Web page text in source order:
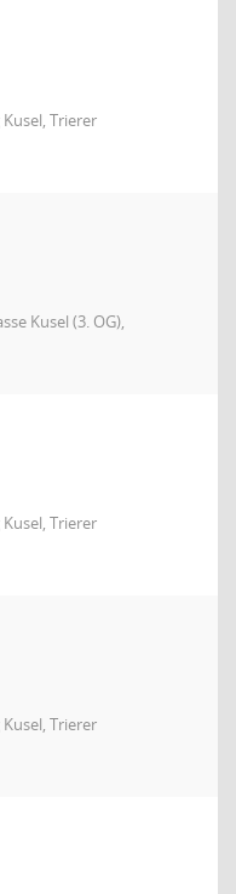
Trierer
Kusel (3. OG),
Trierer
Trierer